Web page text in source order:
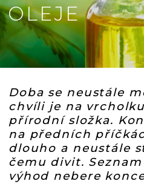
OLEJE
Doba se neustále
chvíli je na
přírodní složka.
na předních
dlouho a neustále
čemu divit.
výhod nebere